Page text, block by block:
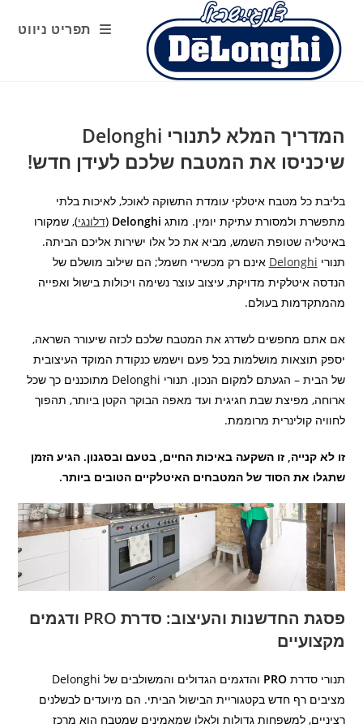
content
תפריט ניווט
המדריך המלא לתנורי Delonghi
שיכניסו את המטבח שלכם לעידן חדש!
בליבת כל מטבח איטלקי עומדת התשוקה לאוכל, לאיכות בלתי
מתפשרת ולמסורת עתיקת יומין. מותג Delonghi
(דלונגי), שמקורו
באיטליה שטופת השמש, מביא את כל אלו ישירות אליכם הביתה.
תנורי Delonghi אינם רק מכשירי חשמל; הם שילוב מושלם של
הנדסה איטלקית מדויקת, עיצוב עוצר נשימה ויכולות בישול ואפייה
מהמתקדמות בעולם.
אם אתם מחפשים לשדרג את המטבח שלכם לכזה שיעורר השראה,
יספק תוצאות מושלמות בכל פעם וישמש כנקודת המוקד העיצובית
של הבית – הגעתם למקום הנכון. תנורי Delonghi מתוכננים כך שכל
ארוחה, מפיצת שבת חגיגית ועד מאפה הבוקר הקטן ביותר, תהפוך
לחוויה קולינרית מרוממת.
זו לא קנייה, זו השקעה באיכות החיים, בטעם ובסגנון. הגיע הזמן
שתגלו את הסוד של המטבחים האיטלקיים הטובים ביותר.
פסגת החדשנות והעיצוב: סדרת PRO ודגמים
מקצועיים
תנורי סדרתPRO
והדגמים הגדולים והמשולבים של Delonghi
מציבים רף חדש בקטגוריית הבישול הביתי. הם מיועדים לבשלנים
רציניים, למשפחות גדולות ולאלו שמאמינים שמטבח הוא מרכז